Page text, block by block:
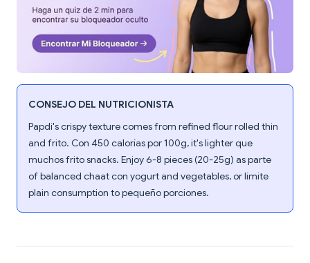
CONSEJO DEL NUTRICIONISTA
Papdi's crispy texture comes from refined flour rolled thin
and frito. Con 450 calorías por 100g, it's lighter que
muchos frito snacks. Enjoy 6-8 pieces (20-25g) as parte
of balanced chaat con yogurt and vegetables, or límite
plain consumption to pequeño porciones.